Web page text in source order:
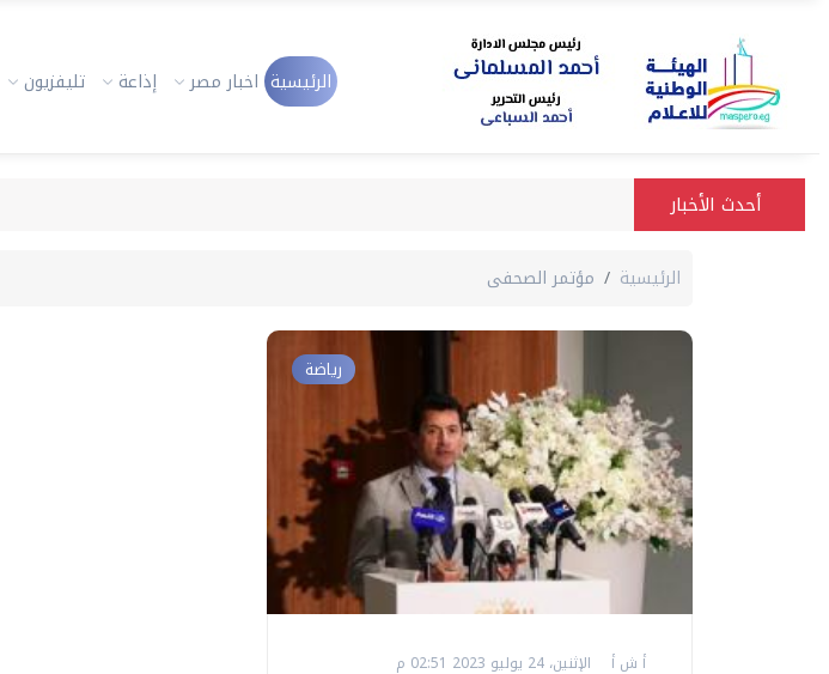
الرئيسية اخبار مصر إذاعة تليفزيون
أحدث الأخبار
الرئيسية مؤتمر الصحفى
رياضة
أ ش أ الإثنين، 24 يوليو 2023 02:51 م